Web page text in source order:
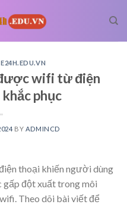
wifi từ điện
phục
BY ADMINCD
thoại khiến người dùng
gấp đột xuất trong môi
Theo dõi bài viết để